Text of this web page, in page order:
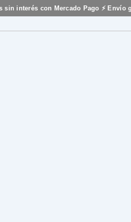
sin interés con Mercado Pago ⚡ Envío